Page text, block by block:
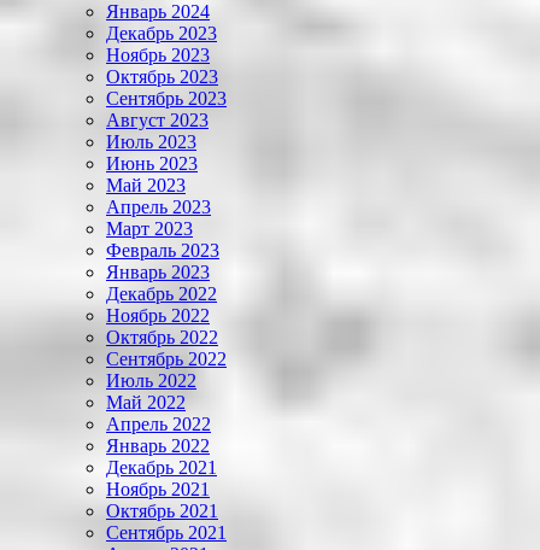
Январь 2024
Декабрь 2023
Ноябрь 2023
Октябрь 2023
Сентябрь 2023
Август 2023
Июль 2023
Июнь 2023
Май 2023
Апрель 2023
Март 2023
Февраль 2023
Январь 2023
Декабрь 2022
Ноябрь 2022
Октябрь 2022
Сентябрь 2022
Июль 2022
Май 2022
Апрель 2022
Январь 2022
Декабрь 2021
Ноябрь 2021
Октябрь 2021
Сентябрь 2021